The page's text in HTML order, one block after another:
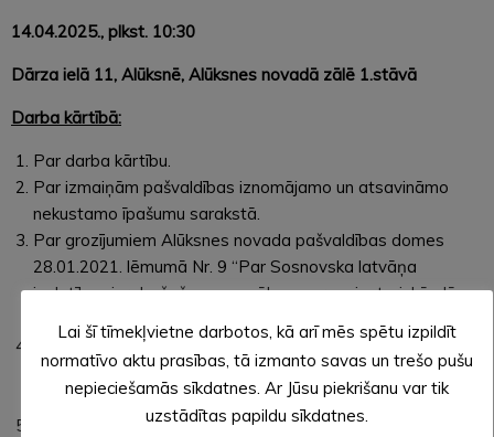
14.04.2025., plkst. 10:30
Dārza ielā 11, Alūksnē, Alūksnes novadā zālē 1.stāvā
Darba kārtībā:
Par darba kārtību.
Par izmaiņām pašvaldības iznomājamo un atsavināmo
nekustamo īpašumu sarakstā.
Par grozījumiem Alūksnes novada pašvaldības domes
28.01.2021. lēmumā Nr. 9 “Par Sosnovska latvāņa
izplatības ierobežošanas pasākumu organizatoriskā plāna
Par Alūksnes novada pašvaldības mežu
apsaimniekošanas plāna 2025.-2029. gadam
apstiprināšanu.
Par līdzekļu izdalīšanu no Alūksnes novada pašvaldības
Lai šī tīmekļvietne darbotos, kā arī mēs spētu izpildīt
normatīvo aktu prasības, tā izmanto savas un trešo pušu
nepieciešamās sīkdatnes. Ar Jūsu piekrišanu var tik
uzstādītas papildu sīkdatnes.